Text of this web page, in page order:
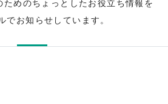
ためのちょっとしたお役立ち情報を
でお知らせしています。